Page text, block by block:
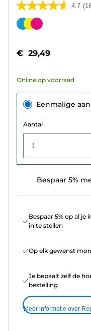
4.7
4.7
van
sterren.
beoordelingen
Kleurencartridge
€ 29,49
Online op voorraad
Eenmalige
Aantal
1
Bespaar 5%
Bespaar 5% op al
in te stellen
Op elk gewenst
Je bepaalt zelf de
bestelling
Meer informatie over